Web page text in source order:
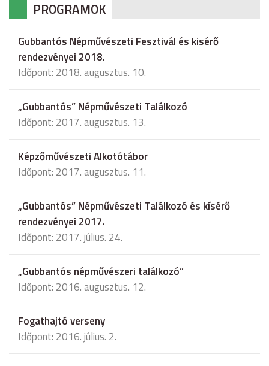
PROGRAMOK
Gubbantós Népművészeti Fesztivál és kisérő
rendezvényei 2018.
Időpont: 2018. augusztus. 10.
„Gubbantós” Népművészeti Találkozó
Időpont: 2017. augusztus. 13.
Képzőművészeti Alkotótábor
Időpont: 2017. augusztus. 11.
„Gubbantós” Népművészeti Találkozó és kísérő
rendezvényei 2017.
Időpont: 2017. július. 24.
„Gubbantós népművészeri találkozó”
Időpont: 2016. augusztus. 12.
Fogathajtó verseny
Időpont: 2016. július. 2.